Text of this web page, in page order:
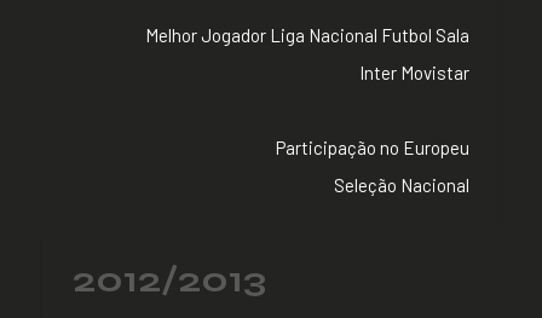
Melhor Jogador Liga Nacional Futbol Sala
Inter Movistar
Participação no Europeu
Seleção Nacional
2012/2013